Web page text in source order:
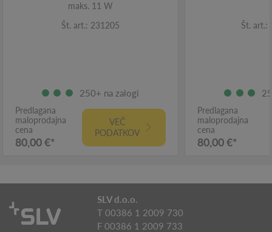
maks. 11 W
Št. art.: 231205
250+ na zalogi
Predlagana
maloprodajna
cena
80,00 €*
VEČ
PODATKOV
Št. art.:
Predlagana
maloprodajna
cena
80,00 €*
SLV d.o.o.
T 00386 1 2009 730
F 00386 1 2009 733